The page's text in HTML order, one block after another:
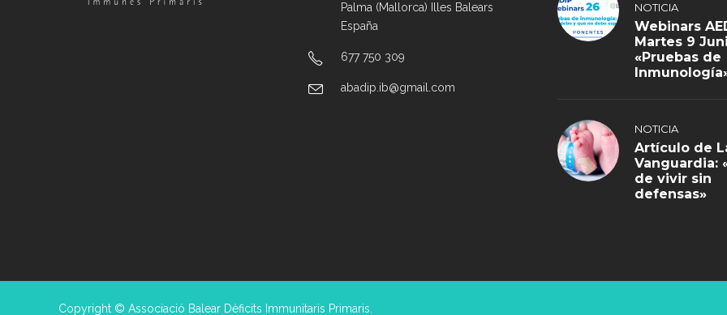
Palma (Mallorca) Illes Balears
España
677 750 309
abadip.ib@gmail.com
NOTICIA
Webinars
Martes 9
«Pruebas de
NOTICIA
Artículo de
Vanguardia:
de vivir sin
defensas»
Copyright © Associació Balear Dèficits Immunitaris Primaris.